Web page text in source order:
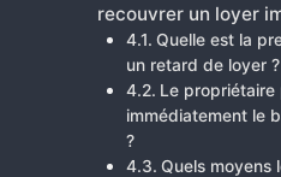
recouvrer un loyer
Quelle est la
un retard de loyer ?
Le propriétaire
immédiatement le
?
Quels moyens